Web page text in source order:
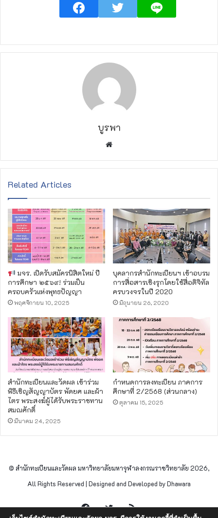
บูรพา
b
e
Related Articles
มจร. เปิดรับสมัครนิสิตใหม่ ปี
การศึกษา ๒๕๖๙! ร่วมเป็น
ครอบครัวแห่งพุทธปัญญา
พฤศจิกายน 10, 2025
บุคลากรสำนักทะเบียนฯ เข้าอบรม
การสื่อสารเชิงรุกโดยใช้สื่อดิจิทัล
ครบวงจรในปี 2020
มิถุนายน 26, 2020
สำนักทะเบียนและวัดผล เข้าร่วม
พิธีเชิญสัญญาบัตร พัดยศ และผ้า
ไตร พระสงฆ์ผู้ได้รับพระราชทาน
สมณศักดิ์
มีนาคม 24, 2025
กำหนดการลงทะเบียน ภาคการ
ศึกษาที่ 2/2568 (ส่วนกลาง)
ตุลาคม 15, 2025
© สำนักทะเบียนและวัดผล มหาวิทยาลัยมหาจุฬาลงกรณราชวิทยาลัย 2026,
All Rights Reserved | Designed and Developed by Dhawara
FacebookTwitterRSS